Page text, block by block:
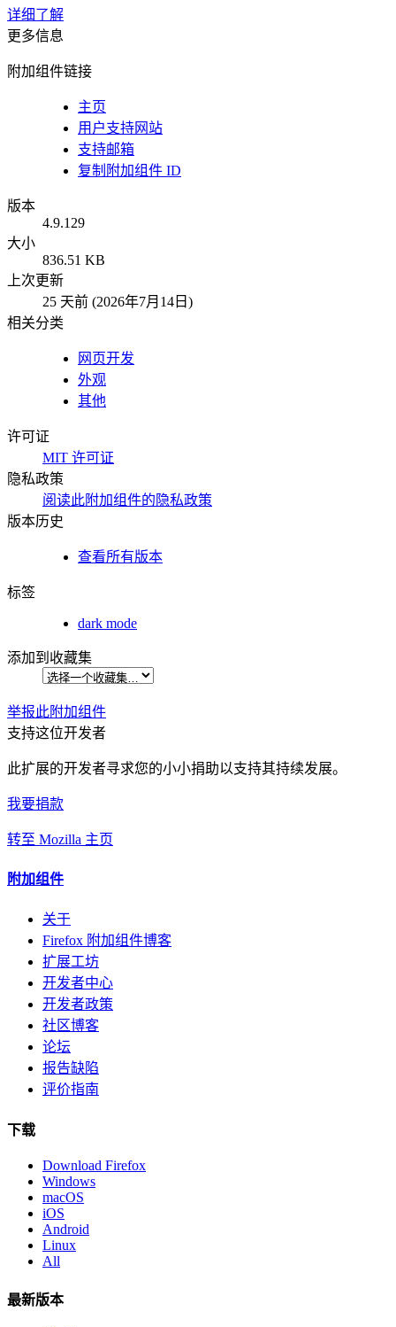
详细了解
更多信息
附加组件链接
主页
用户支持网站
支持邮箱
复制附加组件 ID
版本
4.9.129
大小
836.51 KB
上次更新
25 天前 (2026年7月14日)
相关分类
网页开发
外观
其他
许可证
MIT 许可证
隐私政策
阅读此附加组件的隐私政策
版本历史
查看所有版本
标签
dark mode
添加到收藏集
举报此附加组件
支持这位开发者
此扩展的开发者寻求您的小小捐助以支持其持续发展。
我要捐款
转至 Mozilla 主页
附加组件
关于
Firefox 附加组件博客
扩展工坊
开发者中心
开发者政策
社区博客
论坛
报告缺陷
评价指南
下载
Download Firefox
Windows
macOS
iOS
Android
Linux
All
最新版本